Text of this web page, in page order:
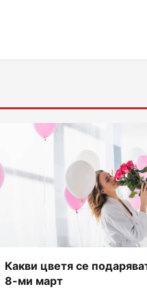
Какви цветя се
8-ми март